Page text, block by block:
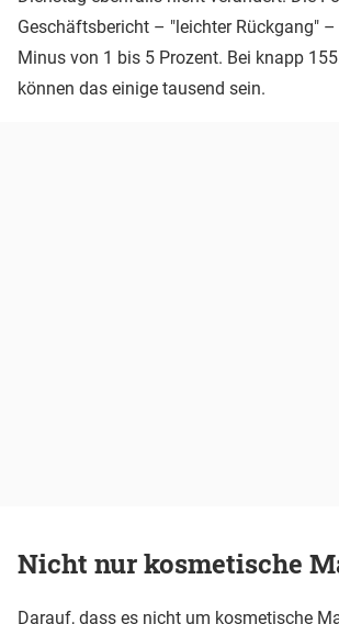
Geschäftsbericht – "leichter Rückgang"
Minus von 1 bis 5 Prozent. Bei knapp
können das einige tausend sein.
Nicht nur kosmetische
Darauf, dass es nicht um kosmetische